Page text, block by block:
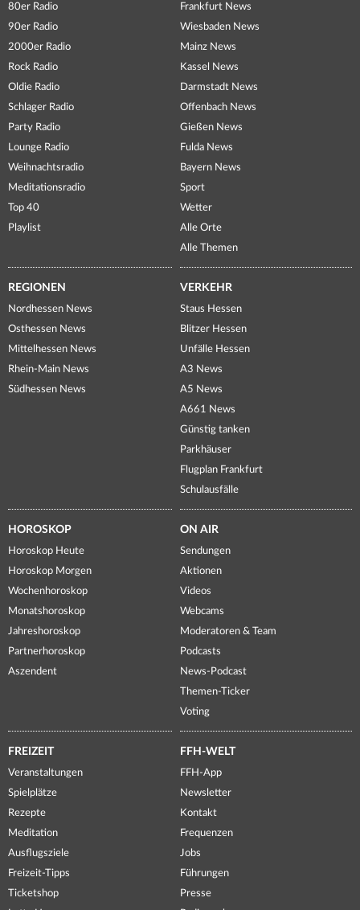
80er Radio
90er Radio
2000er Radio
Rock Radio
Oldie Radio
Schlager Radio
Party Radio
Lounge Radio
Weihnachtsradio
Meditationsradio
Top 40
Playlist
Frankfurt News
Wiesbaden News
Mainz News
Kassel News
Darmstadt News
Offenbach News
Gießen News
Fulda News
Bayern News
Sport
Wetter
Alle Orte
Alle Themen
REGIONEN
Nordhessen News
Osthessen News
Mittelhessen News
Rhein-Main News
Südhessen News
VERKEHR
Staus Hessen
Blitzer Hessen
Unfälle Hessen
A3 News
A5 News
A661 News
Günstig tanken
Parkhäuser
Flugplan Frankfurt
Schulausfälle
HOROSKOP
Horoskop Heute
Horoskop Morgen
Wochenhoroskop
Monatshoroskop
Jahreshoroskop
Partnerhoroskop
Aszendent
ON AIR
Sendungen
Aktionen
Videos
Webcams
Moderatoren & Team
Podcasts
News-Podcast
Themen-Ticker
Voting
FREIZEIT
Veranstaltungen
Spielplätze
Rezepte
Meditation
Ausflugsziele
Freizeit-Tipps
Ticketshop
FFH-WELT
FFH-App
Newsletter
Kontakt
Frequenzen
Jobs
Führungen
Presse